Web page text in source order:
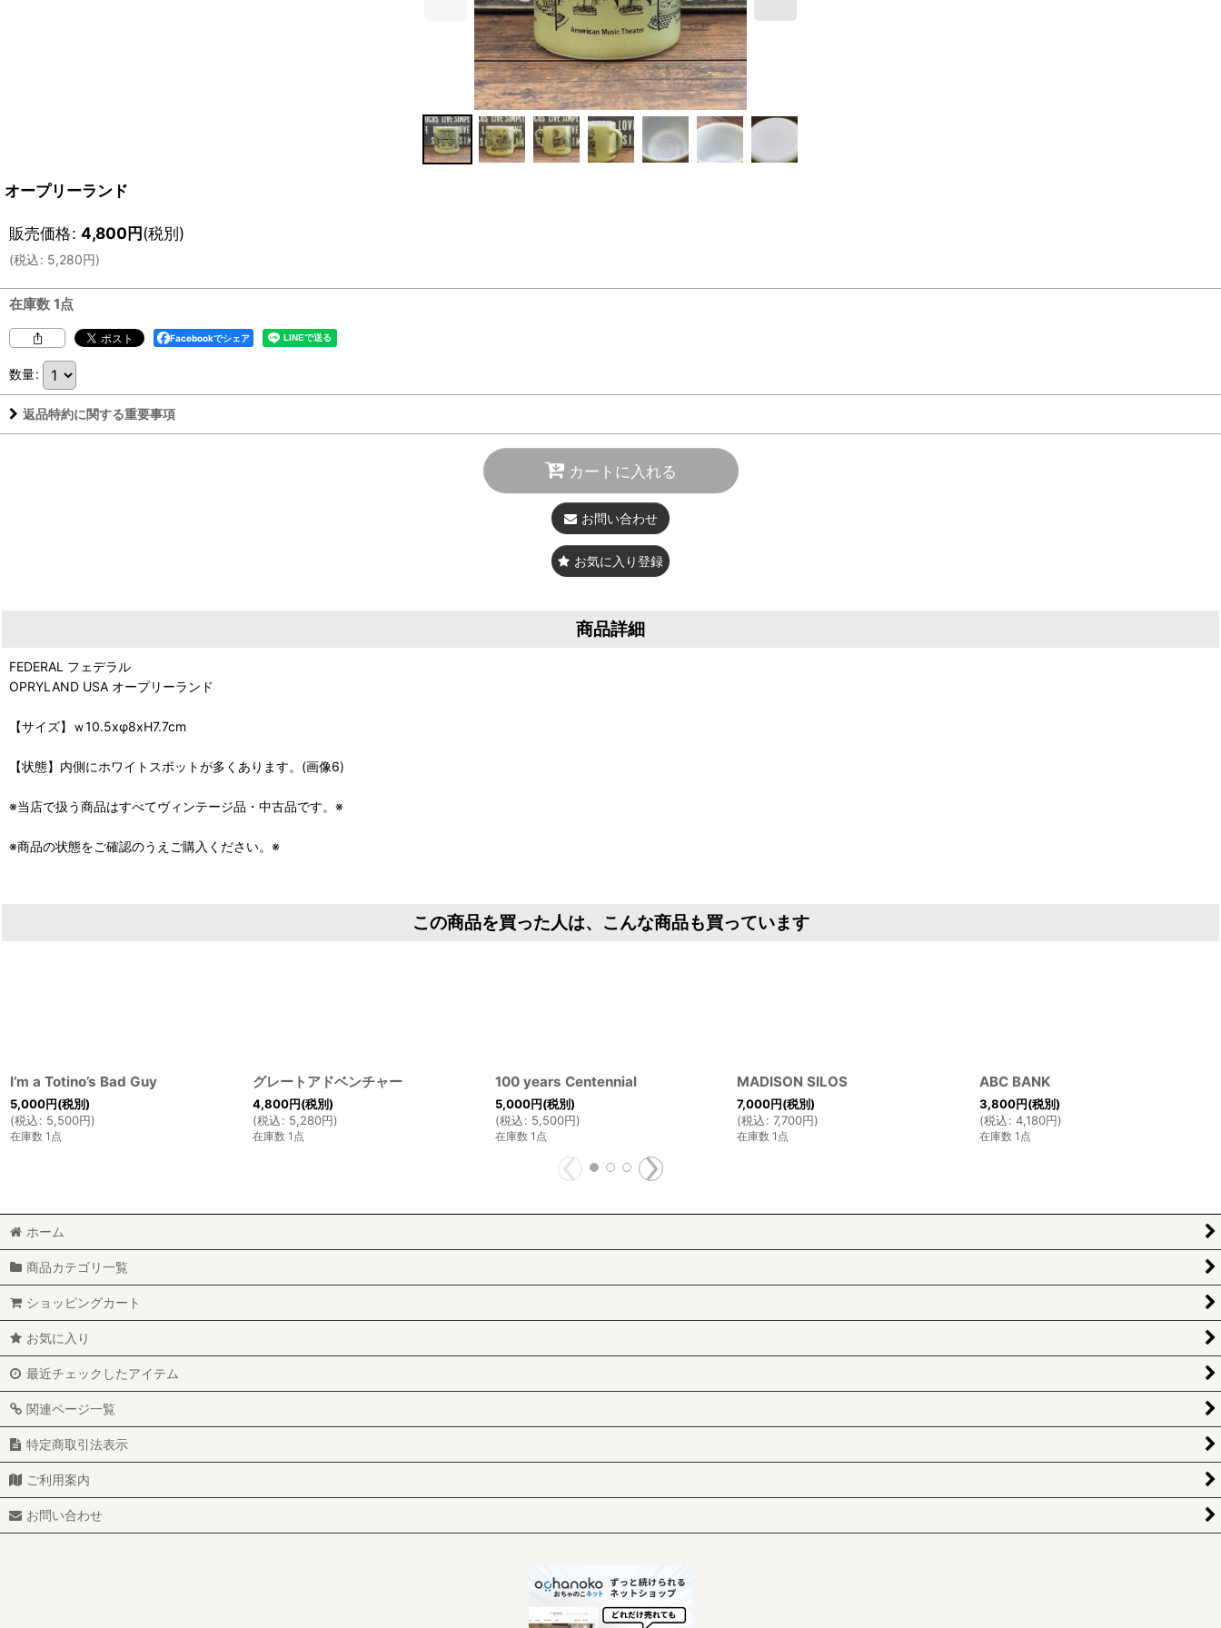
オープリーランド
販売価格: 4,800円(税別)
(税込: 5,280円)
在庫数 1点
Facebookでシェア
数量:
返品特約に関する重要事項
カートに入れる
お問い合わせ
お気に入り登録
商品詳細
FEDERAL フェデラル
OPRYLAND USA オープリーランド
【サイズ】ｗ10.5xφ8xH7.7cm
【状態】内側にホワイトスポットが多くあります。(画像6)
※当店で扱う商品はすべてヴィンテージ品・中古品です。※
※商品の状態をご確認のうえご購入ください。※
この商品を買った人は、こんな商品も買っています
I’m a Totino’s Bad Guy
5,000円(税別)
(税込: 5,500円)
在庫数 1点
グレートアドベンチャー
4,800円(税別)
(税込: 5,280円)
在庫数 1点
100 years Centennial
5,000円(税別)
(税込: 5,500円)
在庫数 1点
MADISON SILOS
7,000円(税別)
(税込: 7,700円)
在庫数 1点
ABC BANK
3,800円(税別)
(税込: 4,180円)
在庫数 1点
ホーム
商品カテゴリ一覧
ショッピングカート
お気に入り
最近チェックしたアイテム
関連ページ一覧
特定商取引法表示
ご利用案内
お問い合わせ